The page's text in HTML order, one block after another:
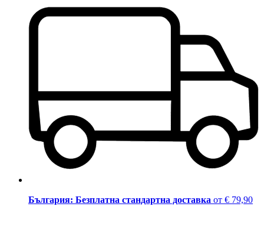
България: Безплатна стандартна доставка от € 79,90